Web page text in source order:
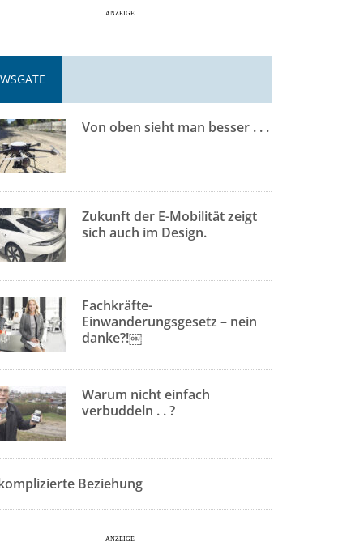
Von oben sieht man besser . . .
Zukunft der E-Mobilität zeigt
sich auch im Design.
Fachkräfte-
Einwanderungsgesetz – nein
danke?!￼
Warum nicht einfach
verbuddeln . . ?
Beziehung